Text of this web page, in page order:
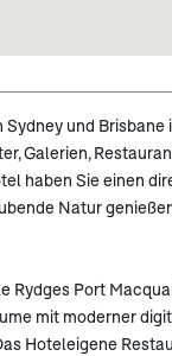
und
Galerien,
haben Sie einen
Natur
Rydges Port
mit moderner
Hoteleigene